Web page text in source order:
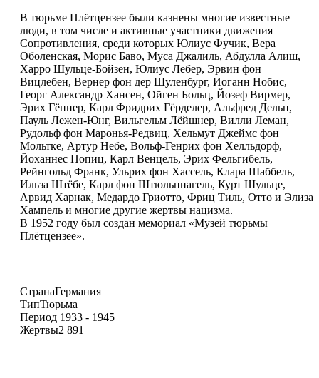
В тюрьме Плётцензее были казнены многие известные
люди, в том числе и активные участники движения
Сопротивления, среди которых Юлиус Фучик, Вера
Оболенская, Морис Баво, Муса Джалиль, Абдулла Алиш,
Харро Шульце-Бойзен, Юлиус Лебер, Эрвин фон
Вицлебен, Вернер фон дер Шуленбург, Иоганн Нобис,
Георг Александр Хансен, Ойген Больц, Йозеф Вирмер,
Эрих Гёпнер, Карл Фридрих Гёрделер, Альфред Дельп,
Пауль Лежен-Юнг, Вильгельм Лёйшнер, Вилли Леман,
Рудольф фон Маронья-Редвиц, Хельмут Джеймс фон
Мольтке, Артур Небе, Вольф-Генрих фон Хелльдорф,
Йоханнес Попиц, Карл Венцель, Эрих Фельгибель,
Рейнгольд Франк, Ульрих фон Хассель, Клара Шаббель,
Ильза Штёбе, Карл фон Штюльпнагель, Курт Шульце,
Арвид Харнак, Медардо Гриотто, Фриц Тиль, Отто и Элиза
Хампель и многие другие жертвы нацизма.
В 1952 году был создан мемориал «Музей тюрьмы
Плётцензее».
СтранаГермания
ТипТюрьма
Период 1933 - 1945
Жертвы2 891